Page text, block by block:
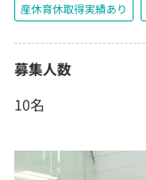
産休育休取得実績あり
募集人数
10名